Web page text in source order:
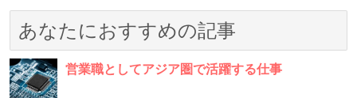
あなたにおすすめの記事
営業職としてアジア圏で活躍する仕事